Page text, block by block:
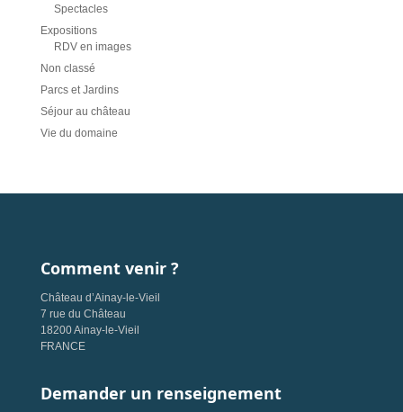
Spectacles
Expositions
RDV en images
Non classé
Parcs et Jardins
Séjour au château
Vie du domaine
Comment venir ?
Château d’Ainay-le-Vieil
7 rue du Château
18200 Ainay-le-Vieil
FRANCE
Demander un renseignement